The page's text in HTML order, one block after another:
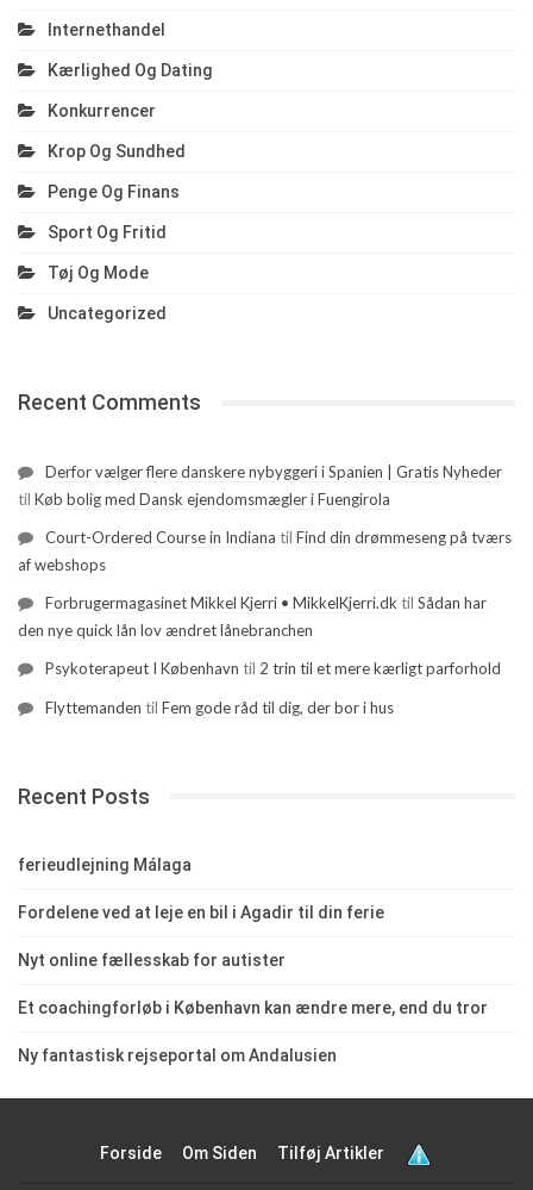
Internethandel
Kærlighed Og Dating
Konkurrencer
Krop Og Sundhed
Penge Og Finans
Sport Og Fritid
Tøj Og Mode
Uncategorized
Recent Comments
Derfor vælger flere danskere nybyggeri i Spanien | Gratis Nyheder
til Køb bolig med Dansk ejendomsmægler i Fuengirola
Court-Ordered Course in Indiana til Find din drømmeseng på tværs
af webshops
Forbrugermagasinet Mikkel Kjerri • MikkelKjerri.dk til Sådan har
den nye quick lån lov ændret lånebranchen
Psykoterapeut I København til 2 trin til et mere kærligt parforhold
Flyttemanden til Fem gode råd til dig, der bor i hus
Recent Posts
ferieudlejning Málaga
Fordelene ved at leje en bil i Agadir til din ferie
Nyt online fællesskab for autister
Et coachingforløb i København kan ændre mere, end du tror
Ny fantastisk rejseportal om Andalusien
Forside Om Siden Tilføj Artikler